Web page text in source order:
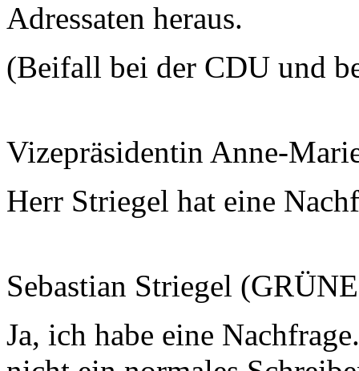
Adressaten heraus.
(Beifall bei der CDU und
Vizepräsidentin Anne-
Herr Striegel hat eine
Sebastian Striegel
Ja, ich habe eine